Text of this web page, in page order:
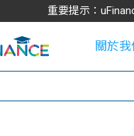
重要提示：
關於我